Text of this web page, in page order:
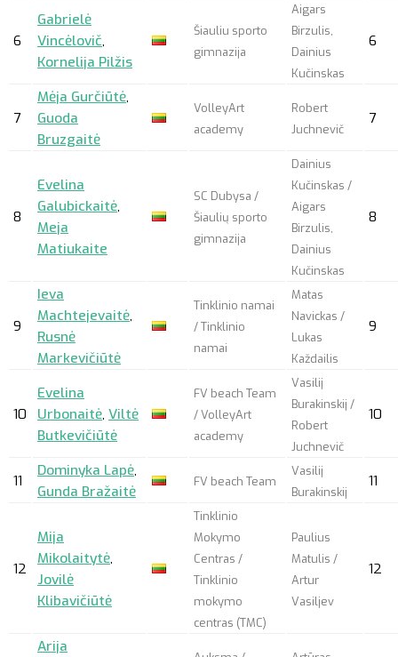
6
Gabrielė
Vincėlovič,
Kornelija Pilžis
Šiauliu sporto
gimnazija
Aigars
Birzulis,
Dainius
Kučinskas
6
7
Mėja Gurčiūtė,
Guoda
Bruzgaitė
VolleyArt
academy
Robert
Juchnevič
7
8
Evelina
Galubickaitė,
Meja
Matiukaite
SC Dubysa /
Šiaulių sporto
gimnazija
Dainius
Kučinskas /
Aigars
Birzulis,
Dainius
Kučinskas
8
9
Ieva
Machtejevaitė,
Rusnė
Markevičiūtė
Tinklinio namai
/ Tinklinio
namai
Matas
Navickas /
Lukas
Každailis
9
10
Evelina
Urbonaitė, Viltė
Butkevičiūtė
FV beach Team
/ VolleyArt
academy
Vasilij
Burakinskij /
Robert
Juchnevič
10
11
Dominyka Lapė,
Gunda Bražaitė
FV beach Team
Vasilij
Burakinskij
11
12
Mija
Mikolaitytė,
Jovilė
Klibavičiūtė
Tinklinio
Mokymo
Centras /
Tinklinio
mokymo
centras (TMC)
Paulius
Matulis /
Artur
Vasiljev
12
Arija